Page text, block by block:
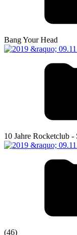
Bang Your Head
10 Jahre Rocketclub -
(46)